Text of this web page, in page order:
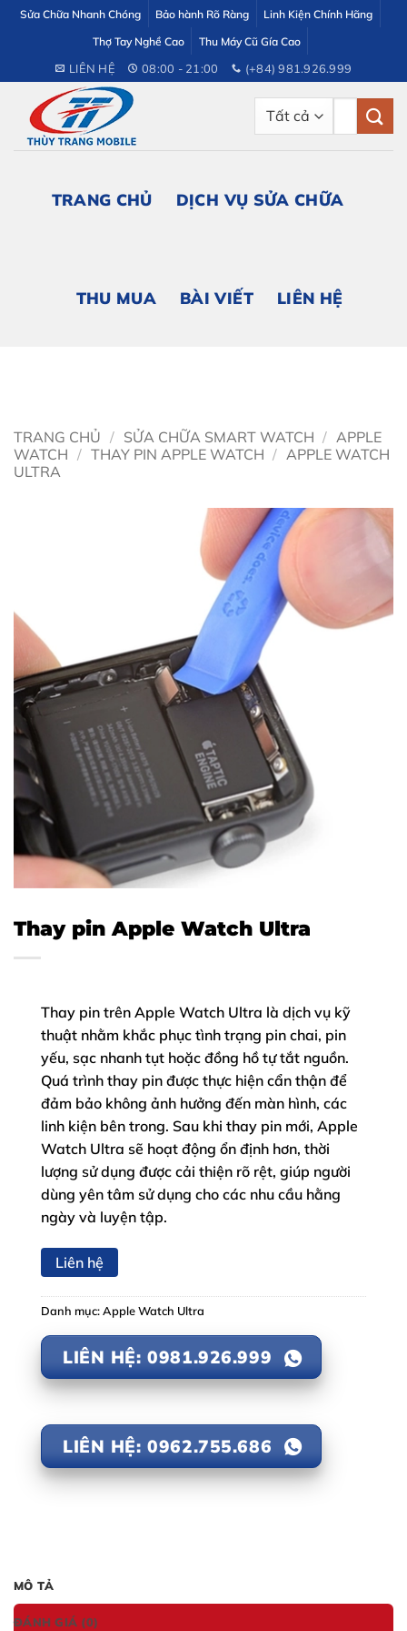
dung
Sửa Chữa Nhanh Chóng Bảo hành Rõ Ràng
Linh Kiện Chính Hãng
Thợ Tay Nghề Cao
Thu Máy Cũ Gía Cao
LIÊN HỆ 08:00 - 21:00 (+84) 981.926.999
TRANG CHỦ DỊCH VỤ SỬA CHỮA
THU MUA BÀI VIẾT LIÊN HỆ
TRANG CHỦ / SỬA CHỮA SMART WATCH / APPLE
WATCH / THAY PIN APPLE WATCH / APPLE WATCH
ULTRA
Thay pin Apple Watch Ultra
Thay pin trên Apple Watch Ultra là dịch vụ kỹ
thuật nhằm khắc phục tình trạng pin chai, pin
yếu, sạc nhanh tụt hoặc đồng hồ tự tắt nguồn.
Quá trình thay pin được thực hiện cẩn thận để
đảm bảo không ảnh hưởng đến màn hình, các
linh kiện bên trong. Sau khi thay pin mới, Apple
Watch Ultra sẽ hoạt động ổn định hơn, thời
lượng sử dụng được cải thiện rõ rệt, giúp người
dùng yên tâm sử dụng cho các nhu cầu hằng
ngày và luyện tập.
Liên hệ
Danh mục:Apple Watch Ultra
LIÊN HỆ: 0981.926.999
LIÊN HỆ: 0962.755.686
MÔ TẢ
ĐÁNH GIÁ (0)